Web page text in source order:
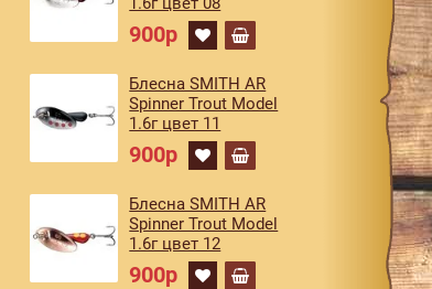
900р
Блесна SMITH AR
Spinner Trout Model
1.6г цвет 11
900р
Блесна SMITH AR
Spinner Trout Model
1.6г цвет 12
900р